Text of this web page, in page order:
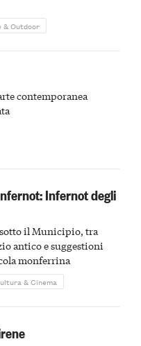
& Outdoor
contemporanea
Infernot degli
il Municipio, tra
antico e suggestioni
monferrina
& Cinema